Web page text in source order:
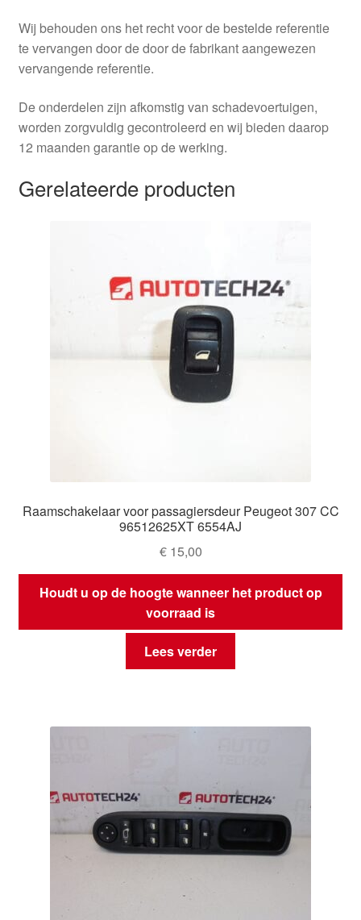
Wij behouden ons het recht voor de bestelde referentie
te vervangen door de door de fabrikant aangewezen
vervangende referentie.
De onderdelen zijn afkomstig van schadevoertuigen,
worden zorgvuldig gecontroleerd en wij bieden daarop
12 maanden garantie op de werking.
Gerelateerde producten
Raamschakelaar voor passagiersdeur Peugeot 307 CC
96512625XT 6554AJ
€15,00
Houdt u op de hoogte wanneer het product op
voorraad is
Lees verder